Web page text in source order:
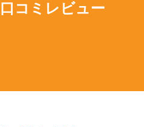
口コミレビュー